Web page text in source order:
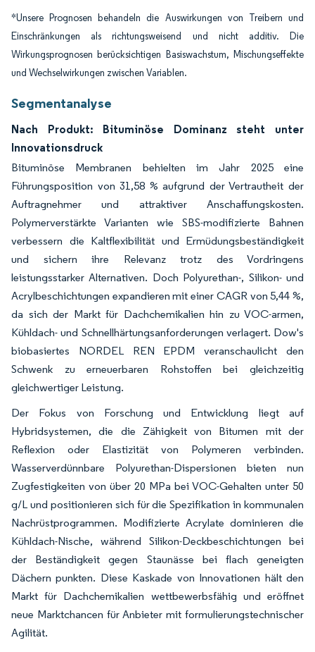
*Unsere Prognosen behandeln die Auswirkungen von Treibern und
Einschränkungen als richtungsweisend und nicht additiv. Die
Wirkungsprognosen berücksichtigen Basiswachstum, Mischungseffekte
und Wechselwirkungen zwischen Variablen.
Segmentanalyse
Nach Produkt: Bituminöse Dominanz steht unter
Innovationsdruck
Bituminöse Membranen behielten im Jahr 2025 eine
Führungsposition von 31,58 % aufgrund der Vertrautheit der
Auftragnehmer und attraktiver Anschaffungskosten.
Polymerverstärkte Varianten wie SBS-modifizierte Bahnen
verbessern die Kaltflexibilität und Ermüdungsbeständigkeit
und sichern ihre Relevanz trotz des Vordringens
leistungsstarker Alternativen. Doch Polyurethan-, Silikon- und
Acrylbeschichtungen expandieren mit einer CAGR von 5,44 %,
da sich der Markt für Dachchemikalien hin zu VOC-armen,
Kühldach- und Schnellhärtungsanforderungen verlagert. Dow's
biobasiertes NORDEL REN EPDM veranschaulicht den
Schwenk zu erneuerbaren Rohstoffen bei gleichzeitig
gleichwertiger Leistung.
Der Fokus von Forschung und Entwicklung liegt auf
Hybridsystemen, die die Zähigkeit von Bitumen mit der
Reflexion oder Elastizität von Polymeren verbinden.
Wasserverdünnbare Polyurethan-Dispersionen bieten nun
Zugfestigkeiten von über 20 MPa bei VOC-Gehalten unter 50
g/L und positionieren sich für die Spezifikation in kommunalen
Nachrüstprogrammen. Modifizierte Acrylate dominieren die
Kühldach-Nische, während Silikon-Deckbeschichtungen bei
der Beständigkeit gegen Staunässe bei flach geneigten
Dächern punkten. Diese Kaskade von Innovationen hält den
Markt für Dachchemikalien wettbewerbsfähig und eröffnet
neue Marktchancen für Anbieter mit formulierungstechnischer
Agilität.